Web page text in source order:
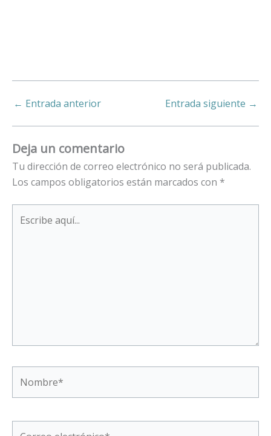
← Entrada anterior Entrada siguiente →
Deja un comentario
Tu dirección de correo electrónico no será publicada.
Los campos obligatorios están marcados con *
aquí...